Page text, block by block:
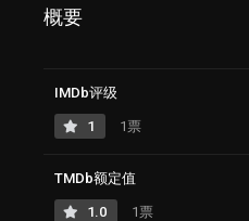
概要
IMDb评级
1 1票
TMDb额定值
1.0 1票